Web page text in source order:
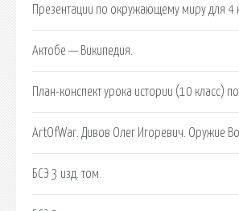
Презентации по окружающему миру для 4
Актобе — Википедия.
План-конспект урока истории (10 класс)
ArtOfWar. Дивов Олег Игоревич. Оружие
БСЭ 3 изд. том.